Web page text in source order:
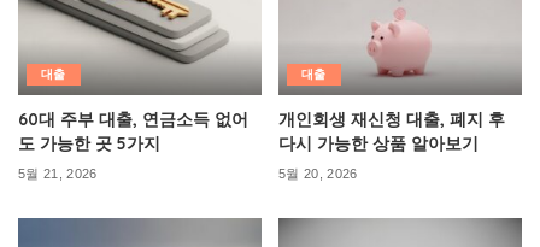
대출
60대 주부 대출, 연금소득 없어
도 가능한 곳 5가지
5월 21, 2026
대출
개인회생 재신청 대출, 폐지 후
다시 가능한 상품 알아보기
5월 20, 2026